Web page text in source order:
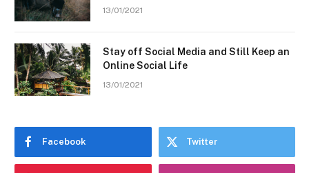
13/01/2021
Stay off Social Media and Still Keep an
Online Social Life
13/01/2021
Facebook Twitter